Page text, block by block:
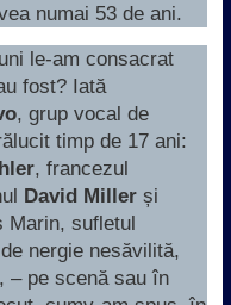
numai 53 de ani.
le-am consacrat
fost? Iată
, grup vocal de
timp de 17 ani:
, francezul
David Millerși
sufletul
nergie nesăvilită,
– pe scenă sau în